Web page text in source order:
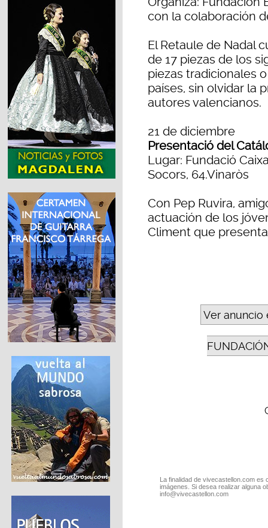
con la colaboración
El Retaule de Nadal
de 17 piezas de los
piezas tradicionales
países, sin olvidar la
autores valencianos.
21 de diciembre
Presentació del
Lugar: Fundació
Socors, 64.Vinaròs
Con Pep Ruvira,
actuación de los
Climent que
Ver anuncio
La finalidad de vivecastellon.com
imágenes. Si desea realizar alguna
info@vivecastellon.com